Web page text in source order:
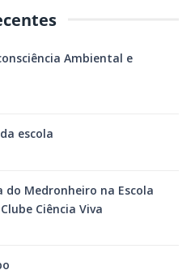
Ambiental e
escola
Medronheiro na Escola
Ciência Viva